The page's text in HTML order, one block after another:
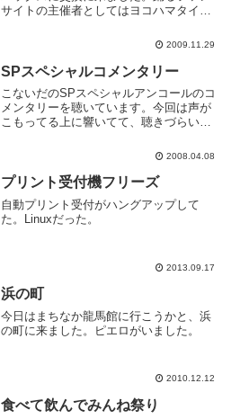
サイトの主催者としてはヨコハマタイヤ
んがミニバンにはミシュランがいいと強
た。ヨコハマタイヤのよりは...
2009.11.29
SPスペシャルコメンタリー
こないだのSPスペシャルアンコールのコ
メンタリーを聴いています。今回は声が
こもってる上に響いてて、聴きづらいな
2008.04.08
プリント受付機フリーズ
自動プリント受付がハングアップして
た。Linuxだった。
2013.09.17
浜の町
今日はまちなか龍馬館に行こうかと、浜
の町に来ました。ピエロがいました。
2010.12.12
食べて飲んでみんね祭り